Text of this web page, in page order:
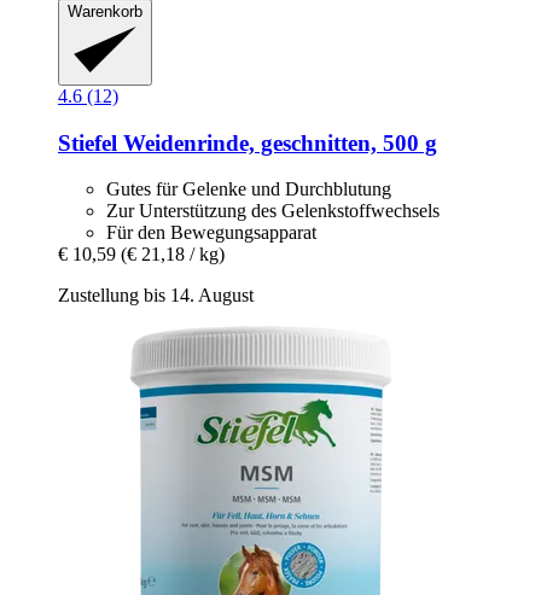
Warenkorb
4.6 (12)
Stiefel Weidenrinde, geschnitten, 500 g
Gutes für Gelenke und Durchblutung
Zur Unterstützung des Gelenkstoffwechsels
Für den Bewegungsapparat
€ 10,59 (€ 21,18 / kg)
Zustellung bis 14. August